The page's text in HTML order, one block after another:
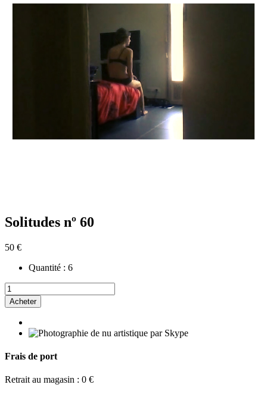
Solitudes nº 60
50 €
Quantité : 6
Acheter
Frais de port
Retrait au magasin : 0 €